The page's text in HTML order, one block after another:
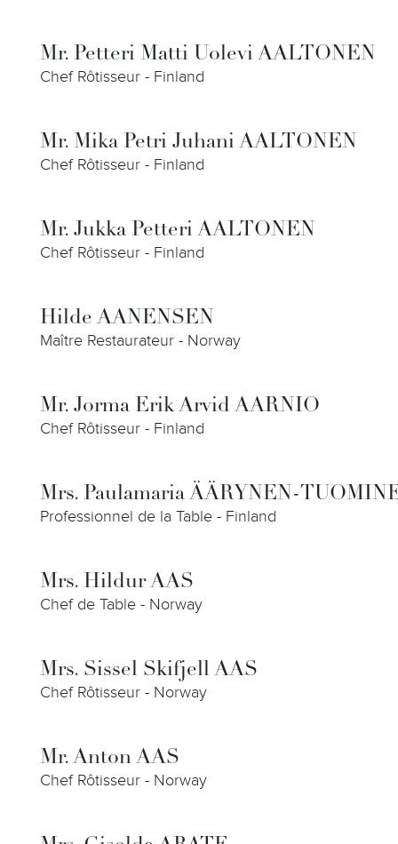
Mr. Petteri Matti Uolevi AALTONEN
Chef Rôtisseur - Finland
Mr. Mika Petri Juhani AALTONEN
Chef Rôtisseur - Finland
Mr. Jukka Petteri AALTONEN
Chef Rôtisseur - Finland
Hilde AANENSEN
Maître Restaurateur - Norway
Mr. Jorma Erik Arvid AARNIO
Chef Rôtisseur - Finland
Mrs. Paulamaria ÄÄRYNEN-
Professionnel de la Table - Finland
Mrs. Hildur AAS
Chef de Table - Norway
Mrs. Sissel Skifjell AAS
Chef Rôtisseur - Norway
Mr. Anton AAS
Chef Rôtisseur - Norway